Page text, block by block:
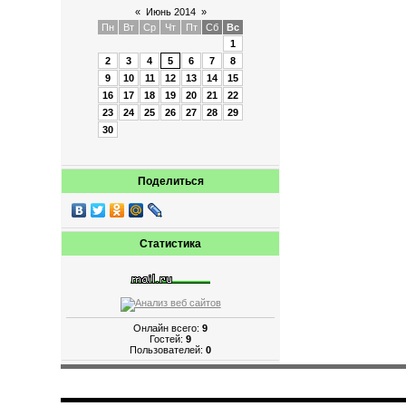
« Июнь 2014 »
Пн
Вт Ср Чт Пт Сб
Вс
1
2
3 4 5 6 7
8
9
10 11 12 13 14
15
16
17 18 19 20 21
22
23
24 25 26 27 28
29
30
Поделиться
Статистика
Онлайн всего:9
Гостей:9
Пользователей:0